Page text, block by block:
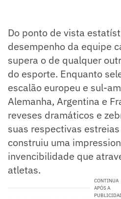
Do ponto de vista
desempenho da equipe
supera o de qualquer
do esporte. Enquanto
escalão europeu e sul-
Alemanha, Argentina e
reveses dramáticos e
suas respectivas
construiu uma
invencibilidade que
atletas.
CONTINUA
APÓS A